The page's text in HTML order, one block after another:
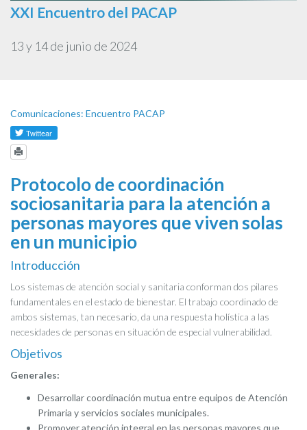
XXI Encuentro del PACAP
13 y 14 de junio de 2024
Comunicaciones: Encuentro PACAP
Protocolo de coordinación
sociosanitaria para la atención a
personas mayores que viven solas
en un municipio
Introducción
Los sistemas de atención social y sanitaria conforman dos pilares
fundamentales en el estado de bienestar. El trabajo coordinado de
ambos sistemas, tan necesario, da una respuesta holística a las
necesidades de personas en situación de especial vulnerabilidad.
Objetivos
Generales:
Desarrollar coordinación mutua entre equipos de Atención
Primaria y servicios sociales municipales.